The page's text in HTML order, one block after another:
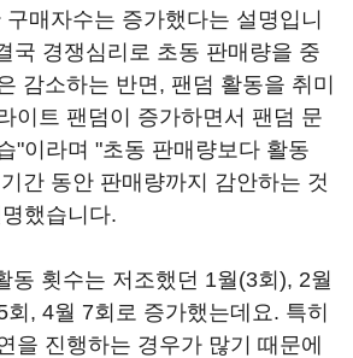
매자수는 증가했다는 설명입니
국 경쟁심리로 초동 판매량을 중
감소하는 반면, 팬덤 활동을 취미
이트 팬덤이 증가하면서 팬덤 문
"이라며 "초동 판매량보다 활동
간 동안 판매량까지 감안하는 것
했습니다.
동 횟수는 저조했던 1월(3회), 2월
, 4월 7회로 증가했는데요. 특히
을 진행하는 경우가 많기 때문에